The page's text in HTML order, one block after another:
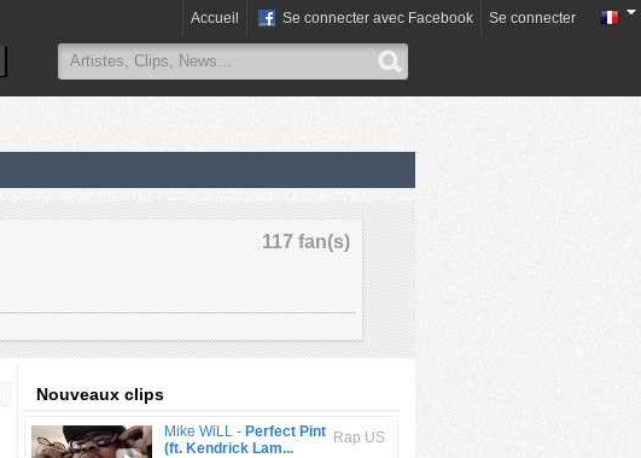
Accueil Se connecter avec Facebook Se connecter
117 fan(s)
Nouveaux clips
Rap US
Mike WiLL - Perfect Pint
(ft. Kendrick Lam...